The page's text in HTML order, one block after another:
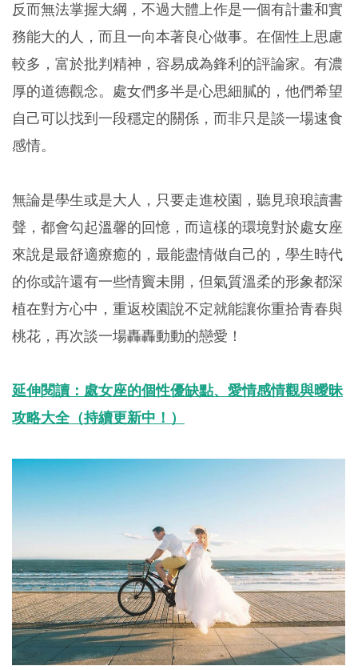
反而無法掌握大綱，不過大體上作是一個有計畫和實
務能大的人，而且一向本著良心做事。在個性上思慮
較多，富於批判精神，容易成為鋒利的評論家。有濃
厚的道德觀念。處女們多半是心思細膩的，他們希望
自己可以找到一段穩定的關係，而非只是談一場速食
感情。
無論是學生或是大人，只要走進校園，聽見琅琅讀書
聲，都會勾起溫馨的回憶，而這樣的環境對於處女座
來說是最舒適療癒的，最能盡情做自己的，學生時代
的你或許還有一些情竇未開，但氣質溫柔的形象都深
植在對方心中，重返校園說不定就能讓你重拾青春與
桃花，再次談一場轟轟動動的戀愛！
延伸閱讀：處女座的個性優缺點、愛情感情觀與曖昧
攻略大全（持續更新中！）